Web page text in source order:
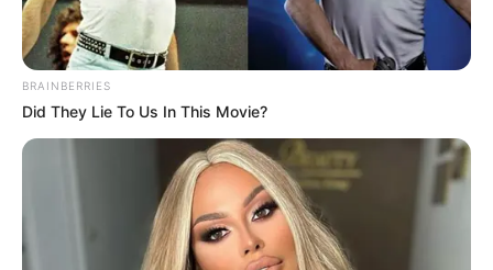
BRAINBERRIES
Did They Lie To Us In This Movie?